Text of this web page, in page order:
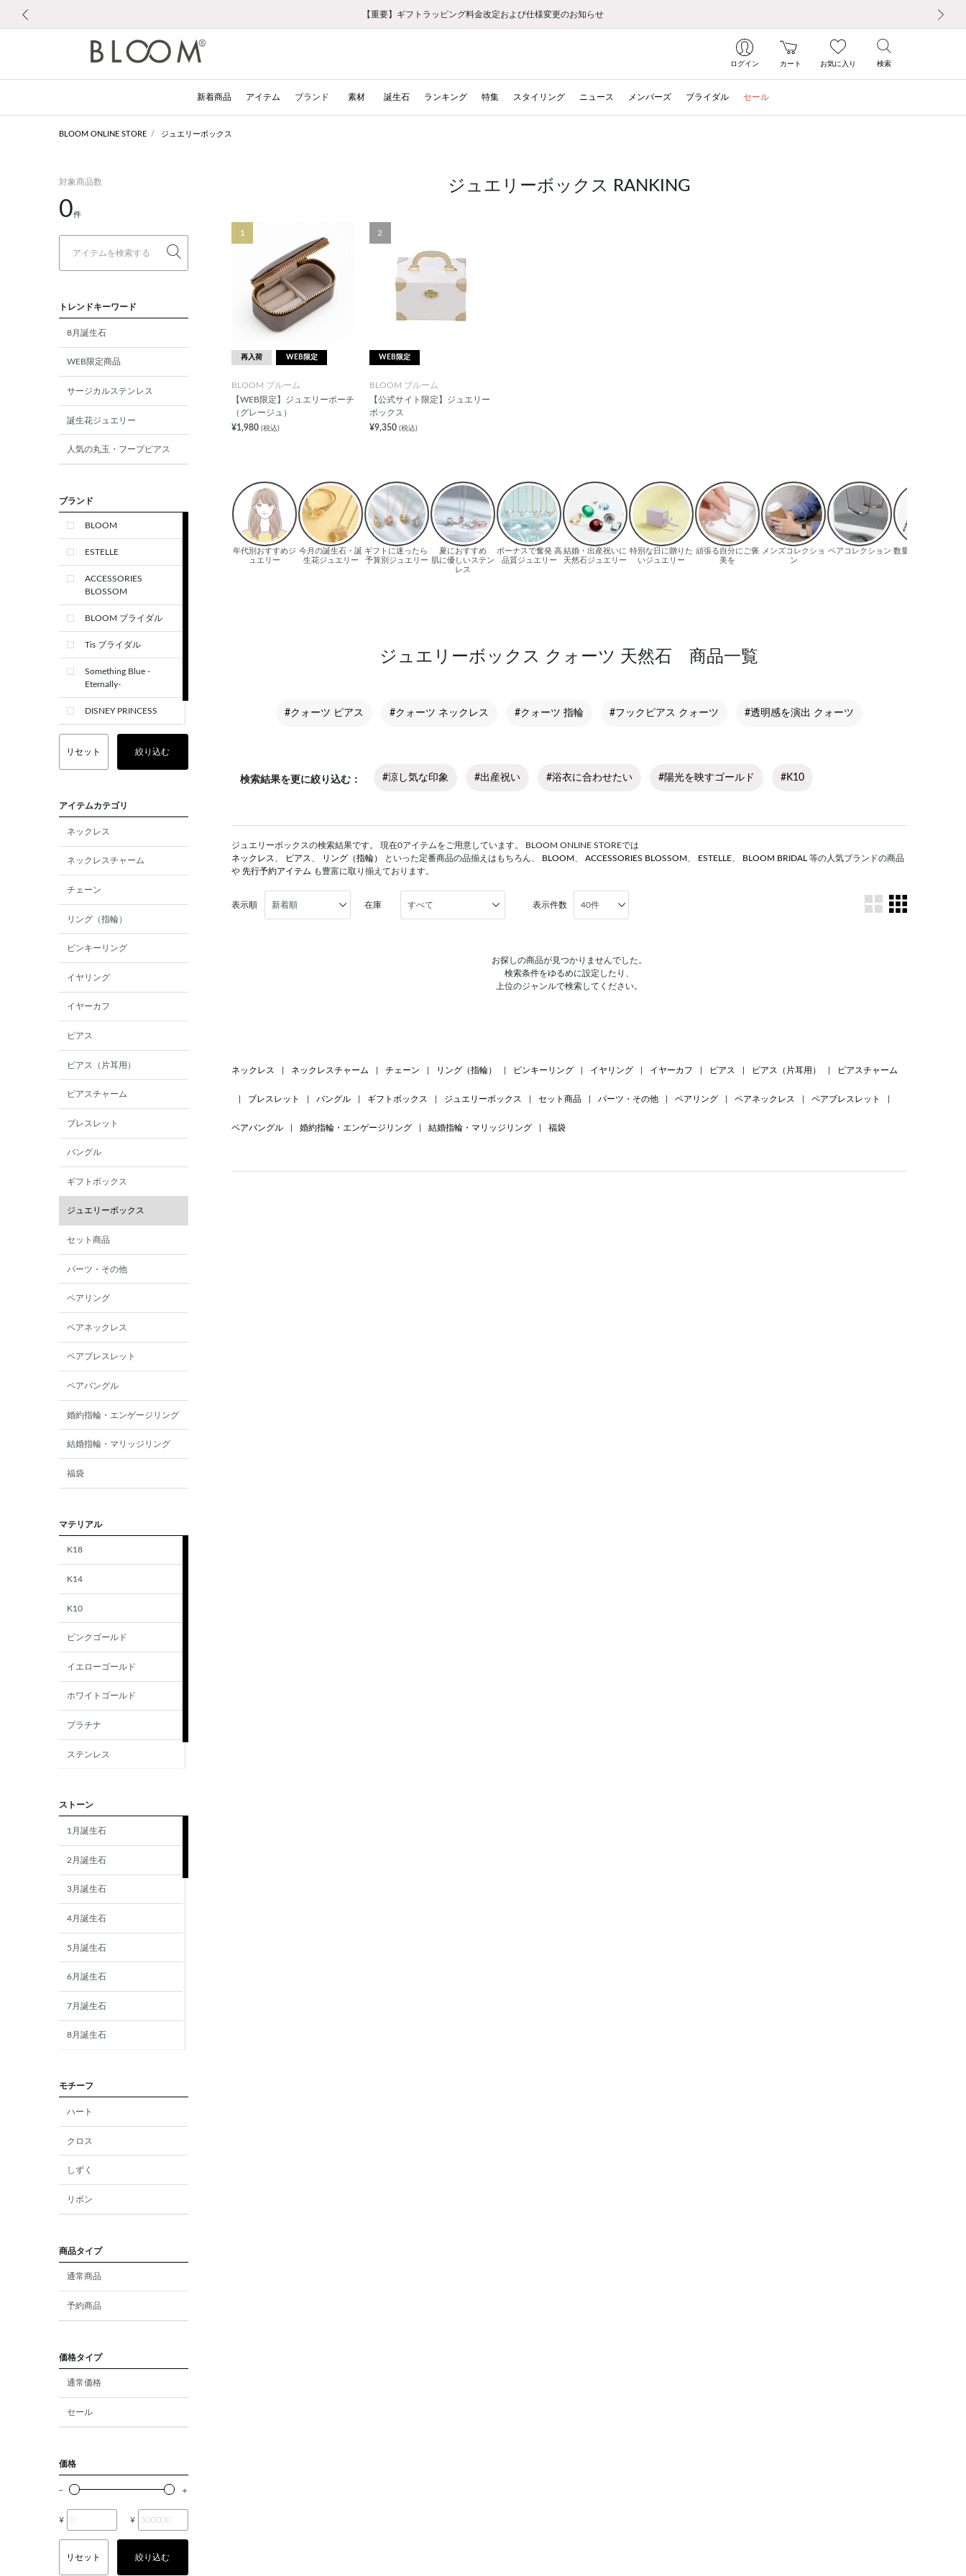
お修理・アフターサービスのご案内
【重要】令和８年熊本地震に伴う集配への影響について
【重要】ギフトラッピング料金改定および仕様変更のお知らせ
【重要】夏季休業の営業についてのご案内
税込5,500円以上で送料無料｜最短24時間以内に発送
新規会員登録で1000ポイントプレゼント！
新規LINE友だち登録で500円クーポンプレゼント
会員限定！レビュー投稿で100ポイントプレゼント
お修理・アフターサービスのご案内
【重要】令和８年熊本地震に伴う集配への影響について
ログイン カート お気に入り 検索
新着商品 アイテム ブランド 素材 誕生石 ランキング 特集 スタイリング ニュース メンバーズ ブライダル セール
BLOOM ONLINE STORE ジュエリーボックス
対象商品数
0件
トレンドキーワード
8月誕生石
WEB限定商品
サージカルステンレス
誕生花ジュエリー
人気の丸玉・フープピアス
ブランド
BLOOM
ESTELLE
ACCESSORIES
BLOSSOM
BLOOM ブライダル
Tis ブライダル
Something Blue -
Eternally-
DISNEY PRINCESS
CREST+
リセット
絞り込む
アイテムカテゴリ
ネックレス
ネックレスチャーム
チェーン
リング（指輪）
ピンキーリング
イヤリング
イヤーカフ
ピアス
ピアス（片耳用）
ピアスチャーム
ブレスレット
バングル
ギフトボックス
ジュエリーボックス
セット商品
パーツ・その他
ペアリング
ペアネックレス
ペアブレスレット
ペアバングル
婚約指輪・エンゲージリング
結婚指輪・マリッジリング
福袋
マテリアル
K18
K14
K10
ピンクゴールド
イエローゴールド
ホワイトゴールド
プラチナ
ステンレス
ストーン
1月誕生石
2月誕生石
3月誕生石
4月誕生石
5月誕生石
6月誕生石
7月誕生石
8月誕生石
エメラルド
パール
ムーンストーン
トルマリン
オパール
モチーフ
ハート
クロス
しずく
リボン
商品タイプ
通常商品
予約商品
価格タイプ
通常価格
セール
価格
¥ ¥
リセット 絞り込む
ジュエリーボックス RANKING
1
再入荷 WEB限定
BLOOM ブルーム
【WEB限定】ジュエリーポーチ
（グレージュ）
¥1,980 (税込)
2
WEB限定
BLOOM ブルーム
【公式サイト限定】ジュエリー
ボックス
¥9,350 (税込)
ジュエリーボックス クォーツ 天然石 商品一覧
#クォーツ ピアス #クォーツ ネックレス #クォーツ 指輪 #フックピアス クォーツ #透明感を演出 クォーツ
検索結果を更に絞り込む #涼し気な印象 #出産祝い #浴衣に合わせたい #陽光を映すゴールド #K10
ジュエリーボックスの検索結果です。 現在0アイテムをご用意しています。 BLOOM ONLINE STOREでは
ネックレス
ピアス リング（指輪） といった定番商品の品揃えはもちろん、 BLOOM ACCESSORIES BLOSSOM ESTELLE BLOOM BRIDAL 等の人気ブランドの商品
や 先行予約アイテム も豊富に取り揃えております。
表示順 在庫 表示件数
お探しの商品が見つかりませんでした。
検索条件をゆるめに設定したり、
上位のジャンルで検索してください。
ネックレス ネックレスチャーム チェーン リング（指輪） ピンキーリング イヤリング イヤーカフ ピアス ピアス（片耳用） ピアスチャーム
ブレスレット バングル ギフトボックス ジュエリーボックス セット商品 パーツ・その他 ペアリング ペアネックレス ペアブレスレット
ペアバングル 婚約指輪・エンゲージリング 結婚指輪・マリッジリング 福袋